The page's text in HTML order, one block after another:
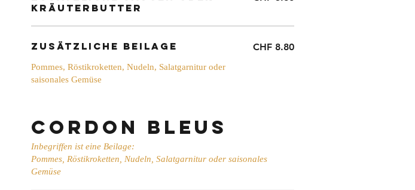
Kräuterbutter
zusätzliche Beilage
Pommes, Röstikroketten, Nudeln, Salatgarnitur oder
saisonales Gemüse
CHF 8.80
Cordon Bleus
Inbegriffen ist eine Beilage:
Pommes, Röstikroketten, Nudeln, Salatgarnitur oder saisonales
Gemüse